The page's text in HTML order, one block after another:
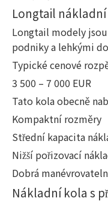
Longtail
Longtail modely
podniky a lehkými
Typické cenové
3 500 – 7 000 EUR
Tato kola obecně
Kompaktní rozměry
Střední kapacita
Nižší pořizovací
Dobrá
Nákladní kola s